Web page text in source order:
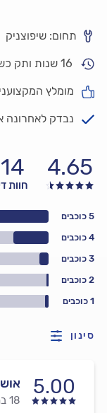
תחום: שיפוצניק
16 שנות ותק כשיפוצניק
מומלץ המקצוענים
נבדק לאחרונה
4.65
חוות
1 כוכבים
2 כוכבים
3 כוכבים
4 כוכבים
5 כוכבים
סינון
5.00
18 במאי, 2026